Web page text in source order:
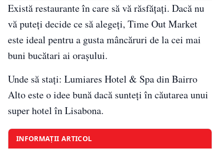
Există restaurante în care să vă răsfățați. Dacă nu
vă puteți decide ce să alegeți, Time Out Market
este ideal pentru a gusta mâncăruri de la cei mai
buni bucătari ai orașului.
Unde să stați: Lumiares Hotel & Spa din Bairro
Alto este o idee bună dacă sunteți în căutarea unui
super hotel în Lisabona.
INFORMAȚII ARTICOL